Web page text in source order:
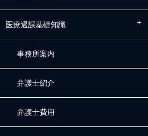
医療過誤基礎知識
事務所案内
弁護士紹介
弁護士費用